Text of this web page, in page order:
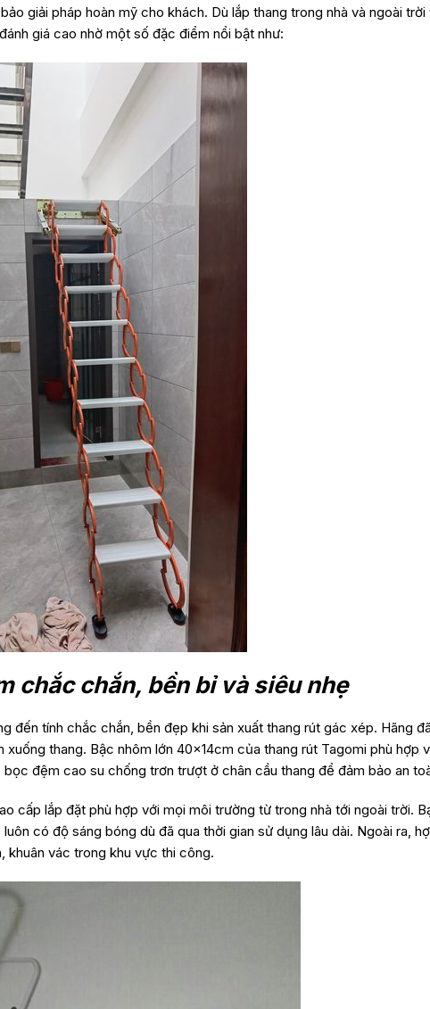
giải pháp hoàn mỹ cho khách. Dù lắp thang trong nhà và ngoài
giá cao nhờ một số đặc điểm nổi bật như:
chắc chắn, bền bỉ và siêu nhẹ
đến tính chắc chắn, bền đẹp khi sản xuất thang rút gác xép. Hãng
xuống thang. Bậc nhôm lớn 40x14cm của thang rút Tagomi phù
đệm cao su chống trơn trượt ở chân cầu thang để đảm bảo an
cấp lắp đặt phù hợp với mọi môi trường từ trong nhà tới ngoài trời.
luôn có độ sáng bóng dù đã qua thời gian sử dụng lâu dài. Ngoài ra,
khuân vác trong khu vực thi công.